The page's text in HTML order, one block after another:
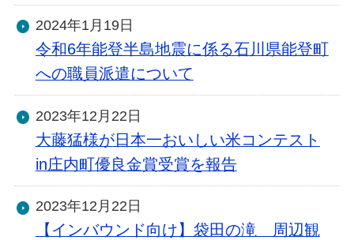
2024年1月19日
令和6年能登半島地震に係る石川県能登町
への職員派遣について
2023年12月22日
大藤猛様が日本一おいしい米コンテスト
in庄内町優良金賞受賞を報告
2023年12月22日
【インバウンド向け】袋田の滝 周辺観